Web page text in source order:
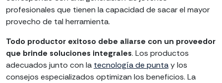
profesionales que tienen la capacidad de sacar el mayor
provecho de tal herramienta.
Todo productor exitoso debe aliarse con un proveedor
que brinde soluciones integrales. Los productos
adecuados junto con la tecnología de puntay los
consejos especializados optimizan los beneficios. La